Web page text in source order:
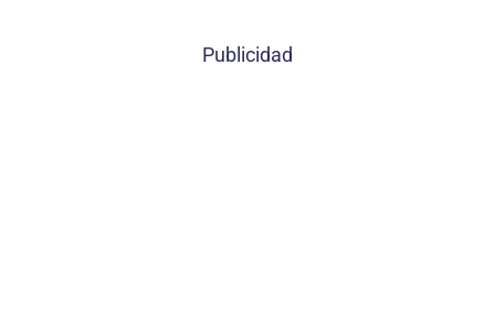
Publicidad